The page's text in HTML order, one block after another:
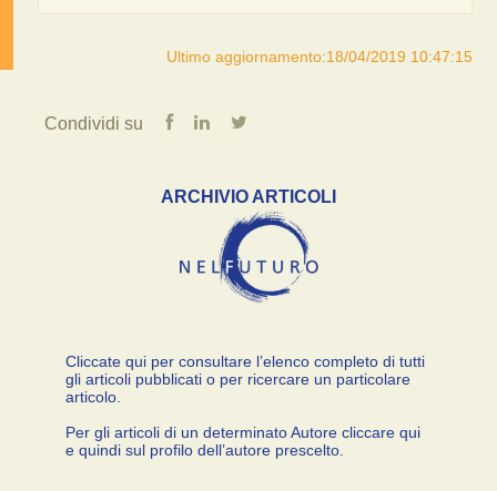
Ultimo aggiornamento:18/04/2019 10:47:15
Condividi su
ARCHIVIO ARTICOLI
Cliccate qui per consultare l’elenco completo di tutti
gli articoli pubblicati o per ricercare un particolare
articolo.
Per gli articoli di un determinato Autore cliccare qui
e quindi sul profilo dell’autore prescelto.